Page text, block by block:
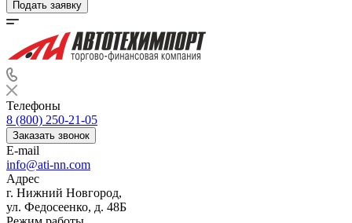
Подать заявку
Телефоны
8 (800) 250-21-05
Заказать звонок
E-mail
info@ati-nn.com
Адрес
г. Нижний Новгород,
ул. Федосеенко, д. 48Б